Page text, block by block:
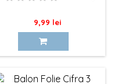
Pret
9,99 lei